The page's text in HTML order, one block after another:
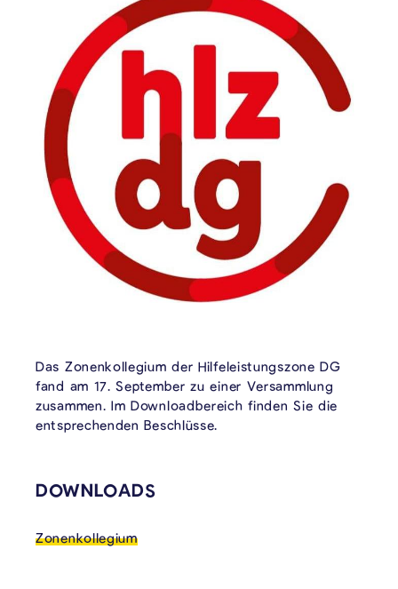
Das Zonenkollegium der Hilfeleistungszone DG
fand am 17. September zu einer Versammlung
zusammen. Im Downloadbereich finden Sie die
entsprechenden Beschlüsse.
VERKNÜPFTE INHALTE
DOWNLOADS
Zonenkollegium